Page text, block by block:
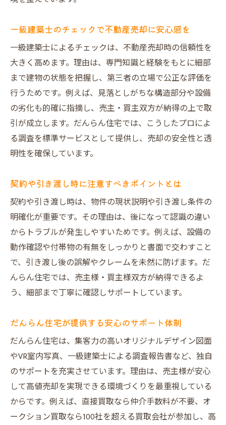
一級建築士のチェックで不動産売却に安心感を
一級建築士によるチェックは、不動産売却時の信頼性を
大きく高めます。理由は、専門知識と経験をもとに細部
まで建物の状態を把握し、第三者の立場で公正な評価を
行うためです。例えば、見落としがちな構造部分や設備
の劣化も的確に指摘し、売主・買主双方が納得の上で取
引が成立します。だんらん住宅では、こうしたプロによ
る調査を標準サービスとして提供し、売却の安全性と透
明性を確保しています。
契約や引き渡し時に注意すべきポイントとは
契約や引き渡し時は、物件の現状説明や引き渡し条件の
明確化が重要です。その理由は、後になって認識の違い
からトラブルが発生しやすいためです。例えば、設備の
動作確認や付帯物の有無をしっかりと書面で交わすこと
で、引き渡し後の誤解やクレームを未然に防げます。だ
んらん住宅では、売主様・買主様双方が納得できるよ
う、細部まで丁寧に確認しサポートしています。
だんらん住宅が提供する安心のサポート体制
だんらん住宅は、集客力の高いオリジナルデザイン図面
やVR室内写真、一級建築士による調査報告書など、独自
のサポートを充実させています。理由は、売主様が安心
して高値売却を実現できる環境づくりを最重視している
からです。例えば、直接買取なら仲介手数料が不要、オ
ークション買取なら100社を超える買取会社が参加し、高